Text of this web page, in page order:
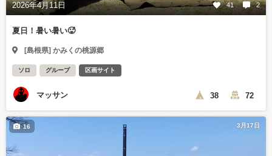
2026年4月11日 41 2
夏日！暑い暑い🥵
[島根県] かみくの桃源郷
ソロ グループ 区画サイト
マッサン 38 72
3月17日
16